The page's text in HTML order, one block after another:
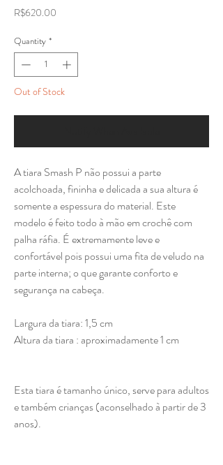
R$620.00
Quantity *
Out of Stock
A tiara Smash P não possui a parte
acolchoada, fininha e delicada a sua altura é
somente a espessura do material. Este
modelo é feito todo à mão em crochê com
palha ráfia. É extremamente leve e
confortável pois possui uma fita de veludo na
parte interna; o que garante conforto e
segurança na cabeça.
Largura da tiara: 1,5 cm
Altura da tiara : aproximadamente 1 cm
Esta tiara é tamanho único, serve para adultos
e também crianças (aconselhado à partir de 3
anos).